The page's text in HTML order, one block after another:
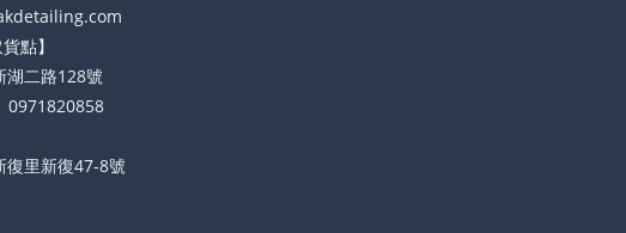
點】
湖二路128號
0971820858
復里新復47-8號